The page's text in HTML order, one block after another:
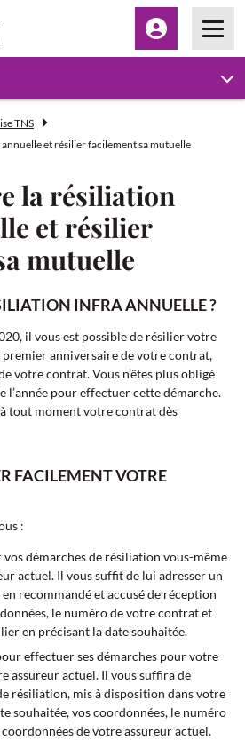
Espace client
TNS
et résilier facilement sa mutuelle
la résiliation
et résilier
mutuelle
INFRA ANNUELLE ?
il vous est possible de résilier votre
anniversaire de votre contrat,
votre contrat. Vous n’êtes plus obligé
l’année pour effectuer cette démarche.
tout moment votre contrat dès
FACILEMENT VOTRE
:
démarches de résiliation vous-même
actuel. Il vous suffit de lui adresser un
recommandé et accusé de réception
le numéro de votre contrat et
en précisant la date souhaitée.
effectuer ses démarches pour votre
assureur actuel. Il vous suffira de
résiliation, mis à disposition dans votre
souhaitée, vos coordonnées, le numéro
de votre assureur actuel.